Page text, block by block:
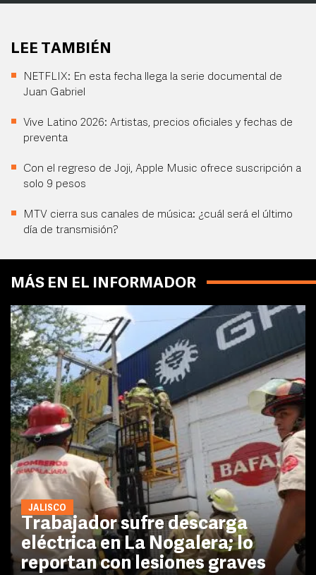
LEE TAMBIÉN
NETFLIX: En esta fecha llega la serie documental de
Juan Gabriel
Vive Latino 2026: Artistas, precios oficiales y fechas de
preventa
Con el regreso de Joji, Apple Music ofrece suscripción a
solo 9 pesos
MTV cierra sus canales de música: ¿cuál será el último
día de transmisión?
MÁS EN EL INFORMADOR
JALISCO
Trabajador sufre descarga
eléctrica en La Nogalera; lo
reportan con lesiones graves